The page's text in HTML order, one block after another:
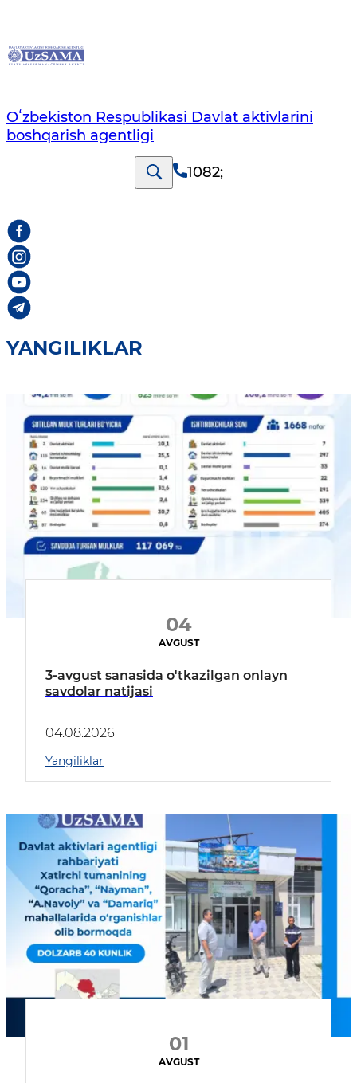
Oʻzbekiston Respublikasi Davlat aktivlarini
boshqarish agentligi
1082;
YANGILIKLAR
04
AVGUST
3-avgust sanasida o'tkazilgan onlayn
savdolar natijasi
04.08.2026
Yangiliklar
01
AVGUST